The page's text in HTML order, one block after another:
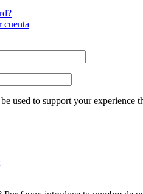
cuenta
used to support your experience